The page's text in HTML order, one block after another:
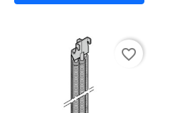
favorite_border